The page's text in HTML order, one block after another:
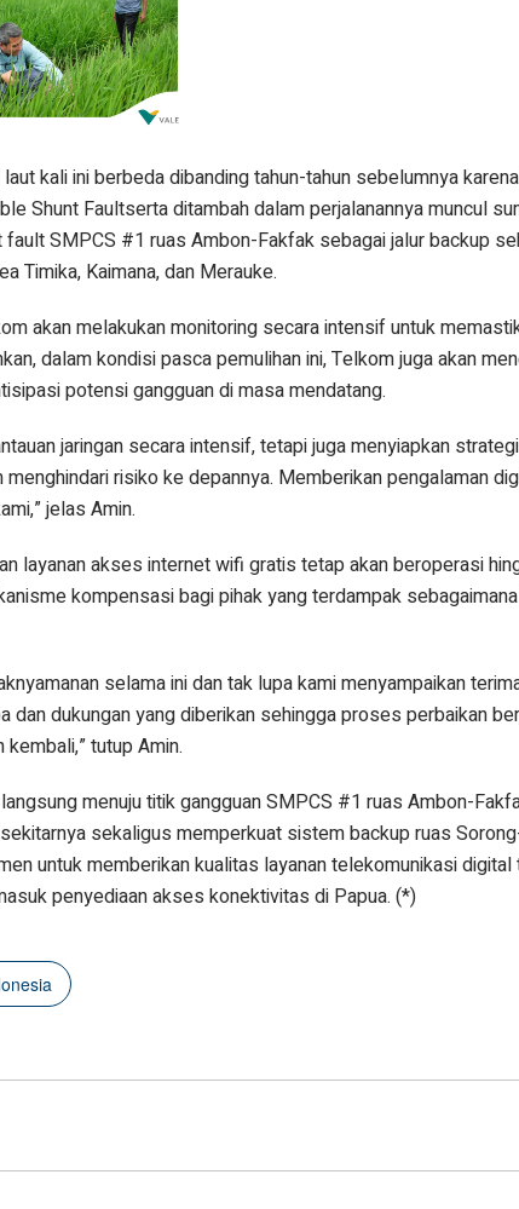
kali ini berbeda dibanding tahun-tahun sebelumnya
Shunt Faultserta ditambah dalam perjalanannya muncul
SMPCS #1 ruas Ambon-Fakfak sebagai jalur backup
Timika, Kaimana, dan Merauke.
akan melakukan monitoring secara intensif untuk
dalam kondisi pasca pemulihan ini, Telkom juga akan
potensi gangguan di masa mendatang.
jaringan secara intensif, tetapi juga menyiapkan
risiko ke depannya. Memberikan pengalaman
jelas Amin.
layanan akses internet wifi gratis tetap akan beroperasi
kompensasi bagi pihak yang terdampak
selama ini dan tak lupa kami menyampaikan
dan dukungan yang diberikan sehingga proses perbaikan
tutup Amin.
menuju titik gangguan SMPCS #1 ruas Ambon-
sekaligus memperkuat sistem backup ruas
untuk memberikan kualitas layanan telekomunikasi
penyediaan akses konektivitas di Papua. (*)